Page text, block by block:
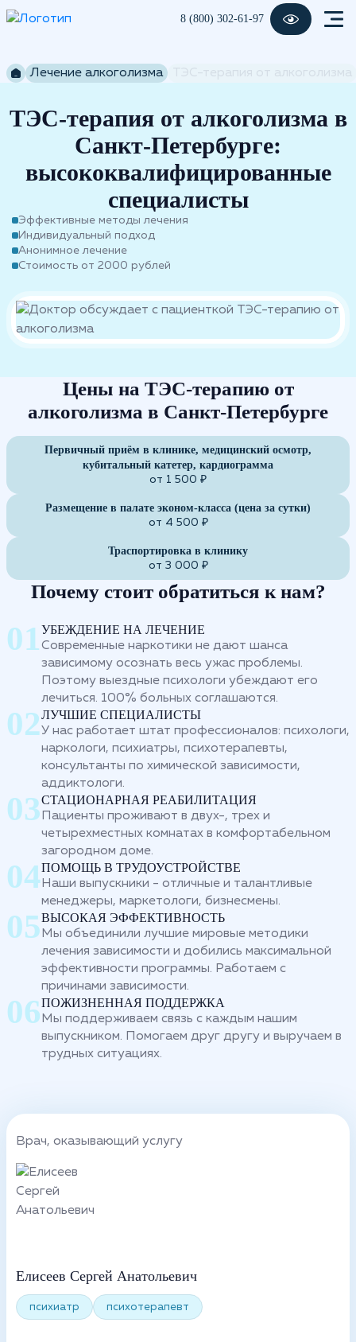
8 (800) 302-61-97
Лечение алкоголизма
ТЭС-терапия от алкоголизма в
Санкт-Петербурге:
высококвалифицированные
специалисты
Эффективные методы лечения
Индивидуальный подход
Анонимное лечение
Стоимость от 2000 рублей
Цены на ТЭС-терапию от
алкоголизма в Санкт-Петербурге
Первичный приём в клинике, медицинский осмотр,
кубитальный катетер, кардиограмма
от 1 500 ₽
Размещение в палате эконом-класса (цена за сутки)
от 4 500 ₽
Траспортировка в клинику
от 3 000 ₽
Почему стоит обратиться к нам?
УБЕЖДЕНИЕ НА ЛЕЧЕНИЕ
Современные наркотики не дают шанса
зависимому осознать весь ужас проблемы.
Поэтому выездные психологи убеждают его
лечиться. 100% больных соглашаются.
ЛУЧШИЕ СПЕЦИАЛИСТЫ
У нас работает штат профессионалов: психологи,
наркологи, психиатры, психотерапевты,
консультанты по химической зависимости,
аддиктологи.
СТАЦИОНАРНАЯ РЕАБИЛИТАЦИЯ
Пациенты проживают в двух-, трех и
четырехместных комнатах в комфортабельном
загородном доме.
ПОМОЩЬ В ТРУДОУСТРОЙСТВЕ
Наши выпускники - отличные и талантливые
менеджеры, маркетологи, бизнесмены.
ВЫСОКАЯ ЭФФЕКТИВНОСТЬ
Мы объединили лучшие мировые методики
лечения зависимости и добились максимальной
эффективности программы. Работаем с
причинами зависимости.
ПОЖИЗНЕННАЯ ПОДДЕРЖКА
Мы поддерживаем связь с каждым нашим
выпускником. Помогаем друг другу и выручаем в
трудных ситуациях.
Врач, оказывающий услугу
Елисеев Сергей Анатольевич
психиатр психотерапевт